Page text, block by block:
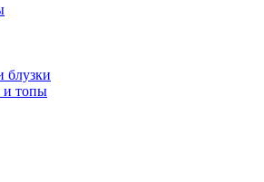
блузки
и топы